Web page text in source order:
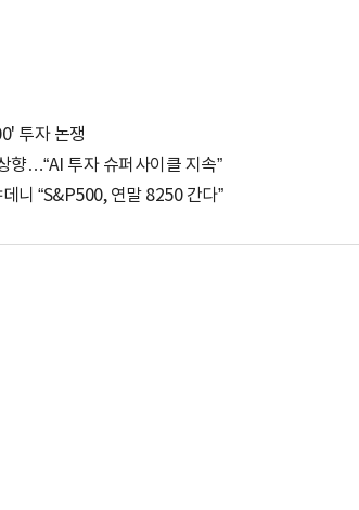
투자 논쟁
향…“AI 투자 슈퍼사이클 지속”
니 “S&P500, 연말 8250 간다”